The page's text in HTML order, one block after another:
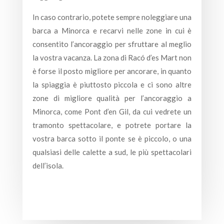
In caso contrario, potete sempre noleggiare una
barca a Minorca e recarvi nelle zone in cui è
consentito l’ancoraggio per sfruttare al meglio
la vostra vacanza. La zona di Racó d’es Mart non
è forse il posto migliore per ancorare, in quanto
la spiaggia è piuttosto piccola e ci sono altre
zone di migliore qualità per l’ancoraggio a
Minorca, come Pont d’en Gil, da cui vedrete un
tramonto spettacolare, e potrete portare la
vostra barca sotto il ponte se è piccolo, o una
qualsiasi delle calette a sud, le più spettacolari
dell’isola.